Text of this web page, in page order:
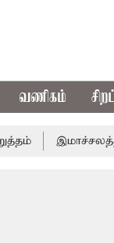
வணிகம்
இமாச்சலத்தில்